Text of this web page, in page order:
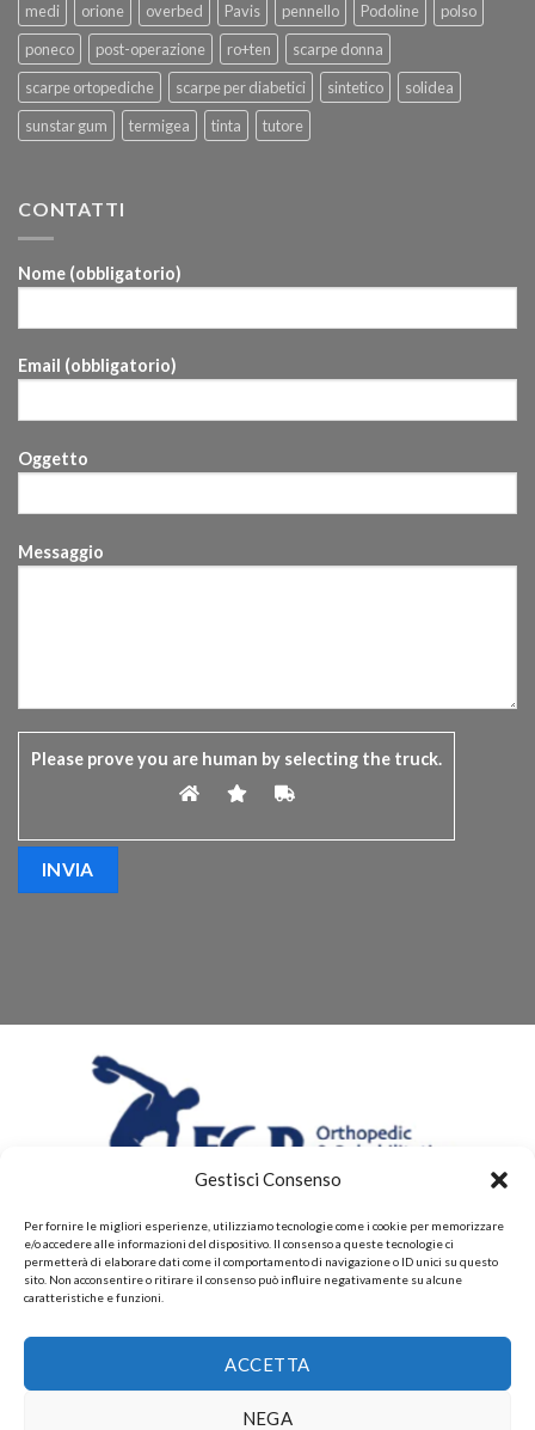
Gestisci Consenso
Per fornire le migliori esperienze, utilizziamo tecnologie come i cookie per memorizzare
e/o accedere alle informazioni del dispositivo. Il consenso a queste tecnologie ci
permetterà di elaborare dati come il comportamento di navigazione o ID unici su questo
sito. Non acconsentire o ritirare il consenso può influire negativamente su alcune
caratteristiche e funzioni.
ACCETTA
NEGA
medi
orione overbed Pavis pennello Podoline
polso
poneco
post-operazione ro+ten
scarpe donna
scarpe ortopediche
scarpe per diabetici sintetico
solidea
sunstar gum
termigea tinta tutore
CONTATTI
Nome (obbligatorio)
Email (obbligatorio)
Oggetto
Messaggio
Please prove you are human by selecting the truck.
POLITICHE DI RESI E DI RIMBORSI
Gruppo FAF srls, Via Montelparo 43 A-B